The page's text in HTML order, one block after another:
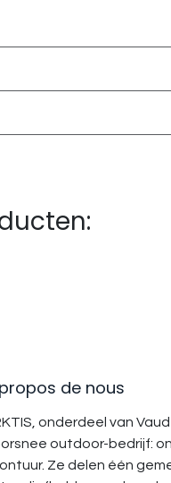
de nous
onderdeel van
outdoor-bedrijf:
Ze delen één